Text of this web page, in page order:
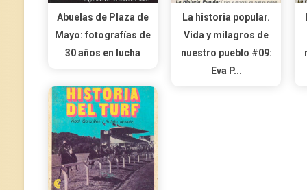
Abuelas de Plaza de
Mayo: fotografías de
30 años en lucha
La historia popular.
Vida y milagros de
nuestro pueblo #09:
Eva P...